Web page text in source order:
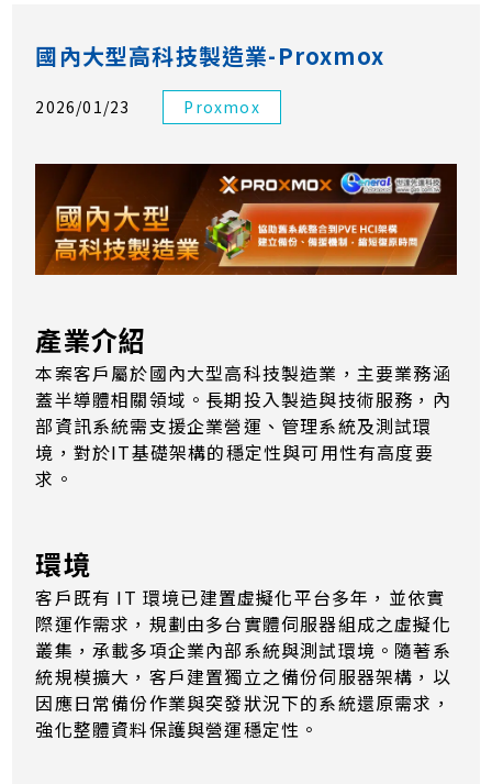
國內大型高科技製造業-Proxmox
2026/01/23 Proxmox
產業介紹
本案客戶屬於國內大型高科技製造業，主要業務涵
蓋半導體相關領域。長期投入製造與技術服務，內
部資訊系統需支援企業營運、管理系統及測試環
境，對於IT基礎架構的穩定性與可用性有高度要
求。
環境
客戶既有 IT 環境已建置虛擬化平台多年，並依實
際運作需求，規劃由多台實體伺服器組成之虛擬化
叢集，承載多項企業內部系統與測試環境。隨著系
統規模擴大，客戶建置獨立之備份伺服器架構，以
因應日常備份作業與突發狀況下的系統還原需求，
強化整體資料保護與營運穩定性。